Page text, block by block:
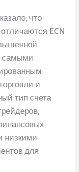
что
ECN
самыми
и
тип счета
низкими
для